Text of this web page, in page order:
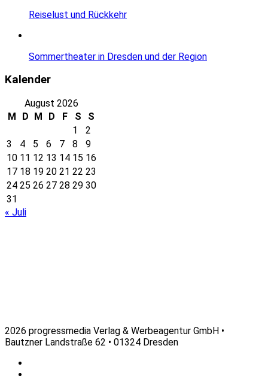
Reiselust und Rückkehr
Sommertheater in Dresden und der Region
Kalender
August 2026
M
D M D F S
S
1
2
3
4 5 6 7 8
9
10 11 12 13 14 15 16
17 18 19 20 21 22 23
24 25 26 27 28 29 30
31
« Juli
2026 progressmedia Verlag & Werbeagentur GmbH •
Bautzner Landstraße 62 • 01324 Dresden